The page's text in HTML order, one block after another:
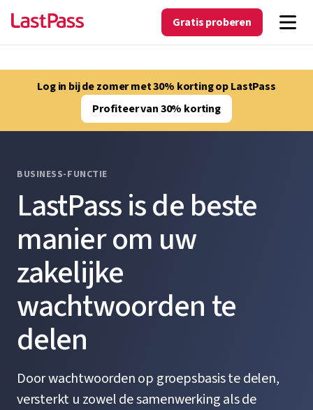
Gratis proberen
Log in bij de zomer met 30% korting op LastPass
Profiteer van 30% korting
BUSINESS-FUNCTIE
LastPass is de beste
manier om uw
zakelijke
wachtwoorden te
delen
Door wachtwoorden op groepsbasis te delen,
versterkt u zowel de samenwerking als de